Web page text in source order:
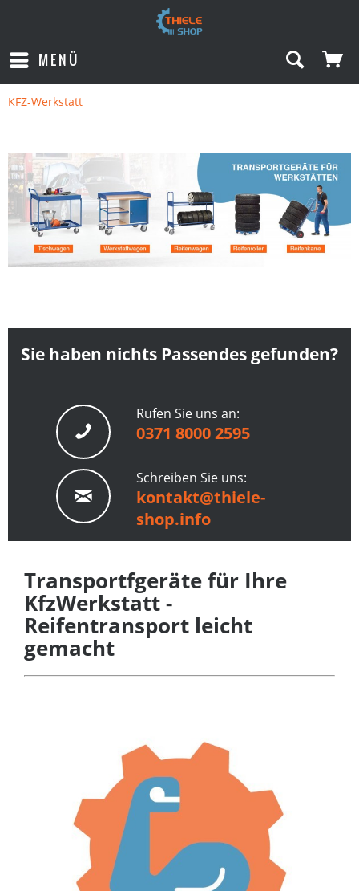
MENÜ
KFZ-Werkstatt
Sie haben nichts Passendes gefunden?
Rufen Sie uns an:
0371 8000 2595
Schreiben Sie uns:
kontakt@thiele-
shop.info
Transportfgeräte für Ihre
KfzWerkstatt -
Reifentransport leicht
gemacht